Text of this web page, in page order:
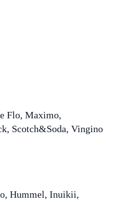
Flo, Maximo,
Scotch&Soda, Vingino
Hummel, Inuikii,